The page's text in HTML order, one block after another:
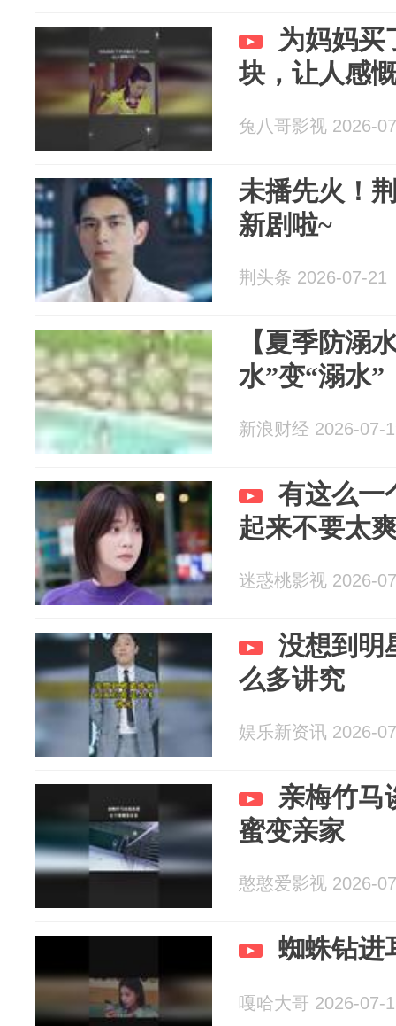
为妈妈买
块，让人感
兔八哥影视 2026-
未播先火！
新剧啦~
荆头条 2026-07-21
【夏季防溺
水”变“溺水”
新浪财经 2026-07-
有这么一
起来不要太
迷惑桃影视 2026-
没想到明
么多讲究
娱乐新资讯 2026-
亲梅竹马
蜜变亲家
憨憨爱影视 2026-
蜘蛛钻进
嘎哈大哥 2026-07-